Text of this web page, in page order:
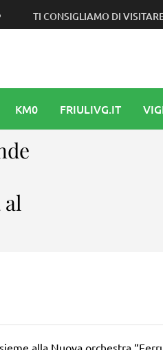
per l’Italia alla presenza
TI CONSIGLIAMO DI
KM0 FRIULIVG.IT
alla Nuova orchestra